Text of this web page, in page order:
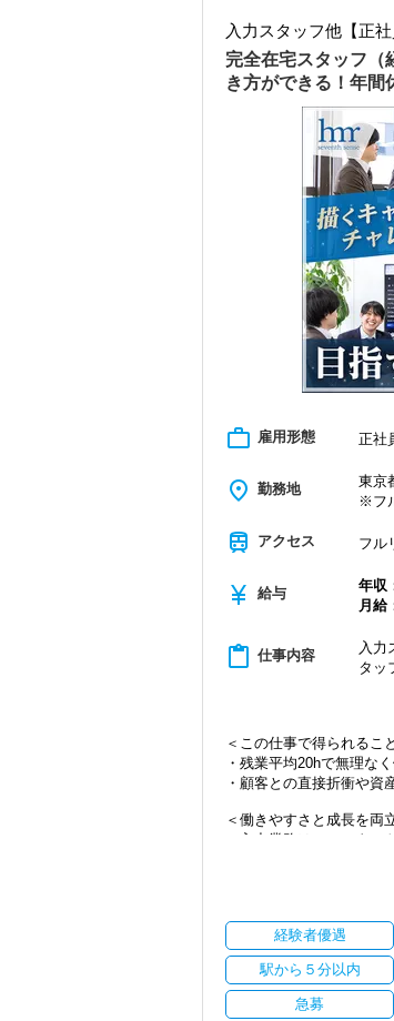
・相続／事業承継／M&A
＜成長中の税理士法人＞
・全国14拠点で事業展開
・従業員240名以上に拡大
・会計・税務・財務・労
・専門家が在籍しワンス
＜学びを後押し＞
・書籍購入費／研修費は
・隔月で税法・実務の学
・資格取得を目指す社員
＜募集の背景＞
・事業拡大に伴う増員募
・組織力強化に向けた採
・将来の中核人材を募集
＜先輩スタッフの声＞
A. さまざまな業務を任
A. 上司や先輩に相談しや
・税務経験を活かして成
・キャリアアップ志向の
・顧客対応や提案業務に
・資産税など専門性を高
・事前に気軽な面談を実施
・仕事内容やキャリアを
・ざっくばらんに質問OK
・入社時期は柔軟に対応
入力スタッフ他【正
完全在宅スタッフ（
き方ができる！年間
work_outline 雇用形態 正社
place 勤務地
東京
※フ
train アクセス フル
currency_yen 給与 年収
月給
content_paste 仕事内容
入力
タッ
＜この仕事で得られるこ
・残業平均20hで無理な
・顧客との直接折衝や資
＜働きやすさと成長を両
・入力業務はアシスタン
・顧客と直接折衝する機
・経験値が自然と積み上
＜働きやすい環境＞
・有給取得率90％以上
・年間休日125日以上
経験者優遇
駅から５分以内
急募